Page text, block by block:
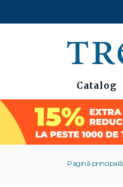
Catalog
Pagină principală